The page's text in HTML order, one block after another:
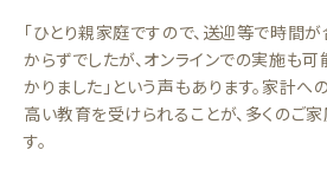
「ひとり親家庭ですので、送迎等で時間
からずでしたが、オンラインでの実施も
かりました」という声もあります。家計へ
高い教育を受けられることが、多くのご
す。